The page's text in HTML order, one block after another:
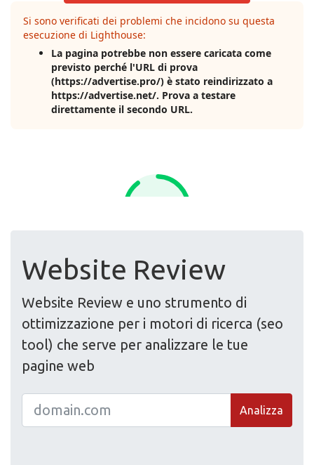
Website Review
Website Review e uno strumento di
ottimizzazione per i motori di ricerca (seo
tool) che serve per analizzare le tue
pagine web
Analizza